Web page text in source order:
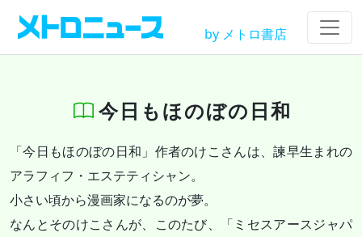
by メトロ書店
今日もほのぼの日和
「今日もほのぼの日和」作者のけこさんは、諫早生まれの
アラフィフ・エステティシャン。
小さい頃から漫画家になるのが夢。
なんとそのけこさんが、このたび、「ミセスアースジャパ